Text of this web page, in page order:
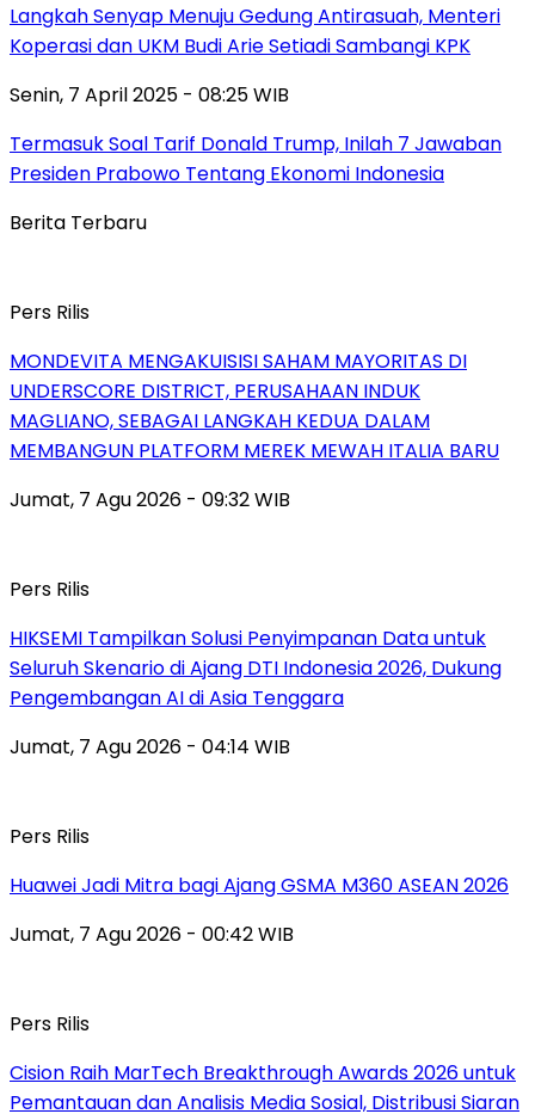
Langkah Senyap Menuju Gedung Antirasuah, Menteri
Koperasi dan UKM Budi Arie Setiadi Sambangi KPK
Senin, 7 April 2025 - 08:25 WIB
Termasuk Soal Tarif Donald Trump, Inilah 7 Jawaban
Presiden Prabowo Tentang Ekonomi Indonesia
Berita Terbaru
Pers Rilis
MONDEVITA MENGAKUISISI SAHAM MAYORITAS DI
UNDERSCORE DISTRICT, PERUSAHAAN INDUK
MAGLIANO, SEBAGAI LANGKAH KEDUA DALAM
MEMBANGUN PLATFORM MEREK MEWAH ITALIA BARU
Jumat, 7 Agu 2026 - 09:32 WIB
Pers Rilis
HIKSEMI Tampilkan Solusi Penyimpanan Data untuk
Seluruh Skenario di Ajang DTI Indonesia 2026, Dukung
Pengembangan AI di Asia Tenggara
Jumat, 7 Agu 2026 - 04:14 WIB
Pers Rilis
Huawei Jadi Mitra bagi Ajang GSMA M360 ASEAN 2026
Jumat, 7 Agu 2026 - 00:42 WIB
Pers Rilis
Cision Raih MarTech Breakthrough Awards 2026 untuk
Pemantauan dan Analisis Media Sosial, Distribusi Siaran